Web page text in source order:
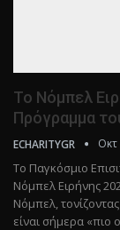
Το Νόμπελ
Πρόγραμμα
ECHARITYGR Οκτ
Το Παγκόσμιο
Νόμπελ Ειρήνης
Νόμπελ,
είναι σήμερα